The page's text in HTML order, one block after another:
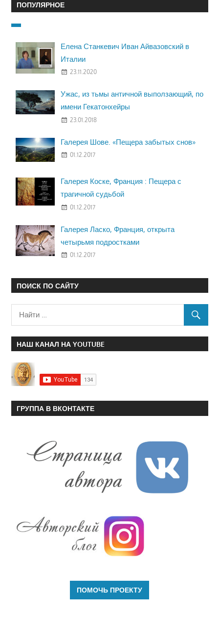
ПОПУЛЯРНОЕ
Елена Станкевич Иван Айвазовский в
Италии
23.11.2020
Ужас, из тьмы античной выползающий, по
имени Гекатонхейры
23.01.2018
Галерея Шове. «Пещера забытых снов»
01.12.2017
Галерея Коске, Франция : Пещера с
трагичной судьбой
01.12.2017
Галерея Ласко, Франция, открыта
четырьмя подростками
01.12.2017
ПОИСК ПО САЙТУ
НАШ КАНАЛ НА YOUTUBE
ГРУППА В ВКОНТАКТЕ